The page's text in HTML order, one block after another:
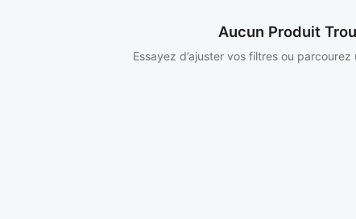
Aucun Produit
Essayez d’ajuster vos filtres ou